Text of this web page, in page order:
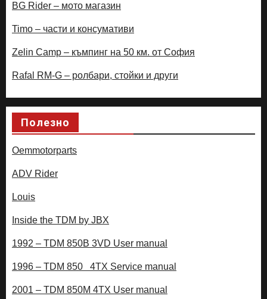
BG Rider – мото магазин
Timo – части и консумативи
Zelin Camp – къмпинг на 50 км. от София
Rafal RM-G – ролбари, стойки и други
Полезно
Oemmotorparts
ADV Rider
Louis
Inside the TDM by JBX
1992 – TDM 850B 3VD User manual
1996 – TDM 850 4TX Service manual
2001 – TDM 850M 4TX User manual